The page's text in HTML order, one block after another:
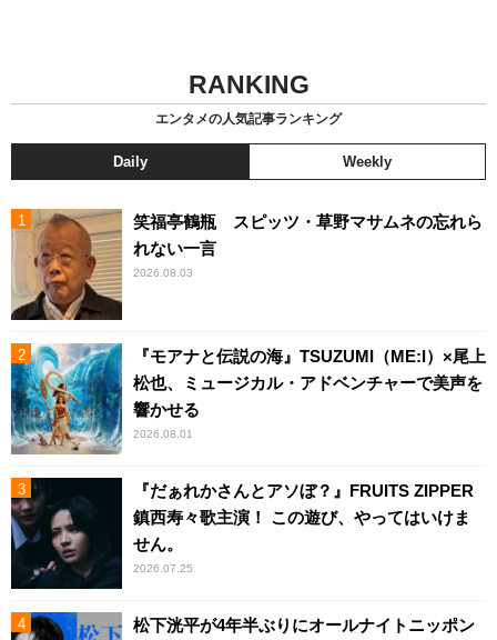
RANKING
エンタメの人気記事ランキング
Daily Weekly
笑福亭鶴瓶 スピッツ・草野マサムネの忘れら
れない一言
2026.08.03
『モアナと伝説の海』TSUZUMI（ME:I）×尾上
松也、ミュージカル・アドベンチャーで美声を
響かせる
2026.08.01
『だぁれかさんとアソぼ？』FRUITS ZIPPER
鎮西寿々歌主演！ この遊び、やってはいけま
せん。
2026.07.25
松下洸平が4年半ぶりにオールナイトニッポン